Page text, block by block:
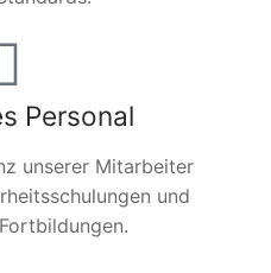
Personal
unserer Mitarbeiter
und